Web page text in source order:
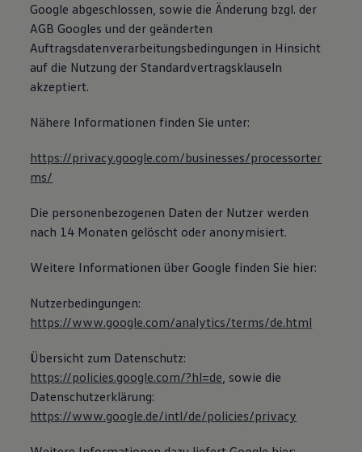
Google abgeschlossen, sowie die Änderung bzgl. der
AGB Googles und der geänderten
Auftragsdatenverarbeitungsbedingungen in Hinsicht
auf die Nutzung der Standardvertragsklauseln
akzeptiert.
Nähere Informationen finden Sie unter:
https://privacy.google.com/businesses/processorter
ms/
Die personenbezogenen Daten der Nutzer werden
nach 14 Monaten gelöscht oder anonymisiert.
Weitere Informationen über Google finden Sie hier:
Nutzerbedingungen:
https://www.google.com/analytics/terms/de.html
Übersicht zum Datenschutz:
https://policies.google.com/?hl=de, sowie die
Datenschutzerklärung:
https://www.google.de/intl/de/policies/privacy